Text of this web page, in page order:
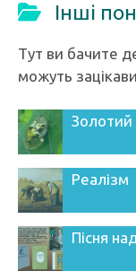
Інші
Тут ви бачите
можуть
Золотий
Реалізм
Пісня